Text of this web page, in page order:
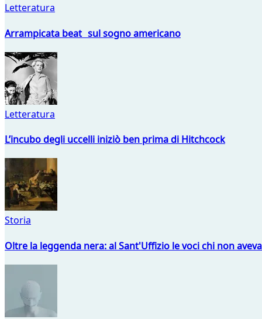
Letteratura
Arrampicata beat sul sogno americano
Letteratura
L’incubo degli uccelli iniziò ben prima di Hitchcock
Storia
Oltre la leggenda nera: al Sant'Uffizio le voci chi non